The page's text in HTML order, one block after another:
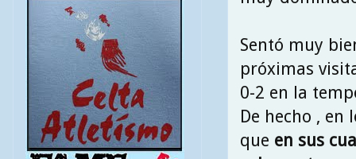
Sentó muy
próximas
0-2 en la
De hecho , en
que en sus